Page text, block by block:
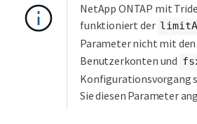
NetApp ONTAP mit
funktioniert der
Parameter nicht mit den
Benutzerkonten und
Konfigurationsvorgang
Sie diesen Parameter